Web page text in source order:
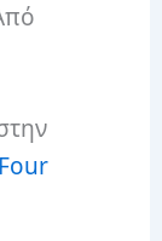
Four